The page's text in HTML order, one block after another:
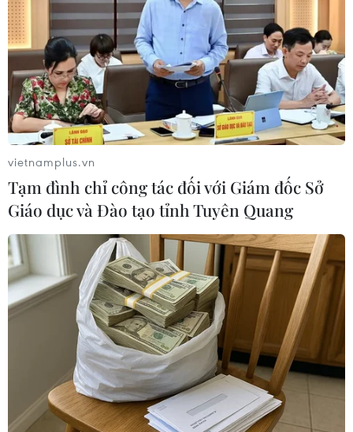
Ca tử vong do sốt xuất huyết đầu tiên tại
Đắk Lắk tính từ đầu năm
10/07/2023 07:03
Bệnh nhi được chẩn đoán sốt xuất huyết và kê đơn
thuốc điều trị tại nhà nhưng sau đó bệnh trở nặng và tử
vong với chẩn đoán viêm cơ tim cấp; sốc sốt xuất huyết
Dengue nặng ngày thứ 4 tái sốc lần 1.
vietnamplus.vn
Tạm đình chỉ công tác đối với Giám đốc Sở
Giáo dục và Đào tạo tỉnh Tuyên Quang